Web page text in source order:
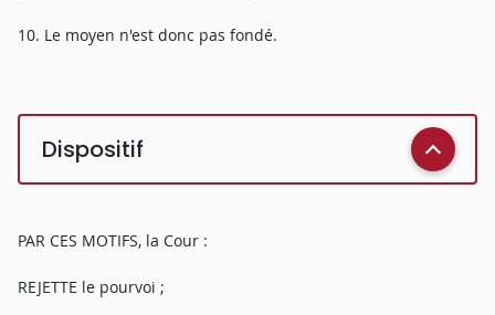
10. Le moyen n'est donc pas fondé.
Dispositif
PAR CES MOTIFS, la Cour :
REJETTE le pourvoi ;